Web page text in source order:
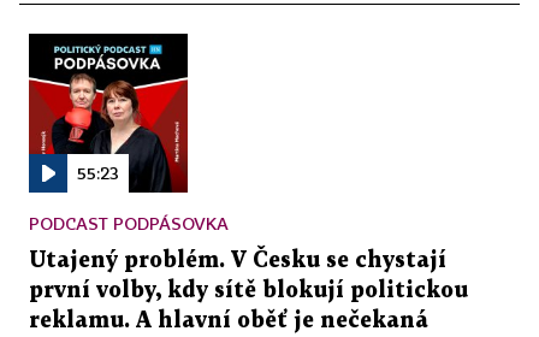
55:23
PODCAST PODPÁSOVKA
Utajený problém. V Česku se chystají
první volby, kdy sítě blokují politickou
reklamu. A hlavní oběť je nečekaná